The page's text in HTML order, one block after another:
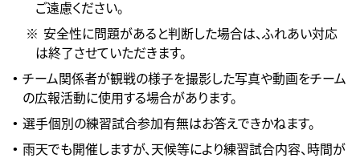
ご遠慮ください。
安全性に問題があると判断した場合は、ふれあい対応
は終了させていただきます。
チーム関係者が観戦の様子を撮影した写真や動画をチーム
の広報活動に使用する場合があります。
選手個別の練習試合参加有無はお答えできかねます。
雨天でも開催しますが、天候等により練習試合内容、時間が